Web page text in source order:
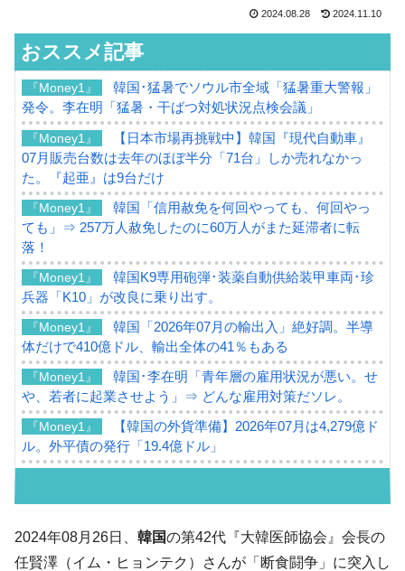
2024.08.28 2024.11.10
おススメ記事
『Money1』
韓国･猛暑でソウル市全域「猛暑重大警報」
発令。李在明「猛暑・干ばつ対処状況点検会議」
『Money1』
【日本市場再挑戦中】韓国『現代自動車』
07月販売台数は去年のほぼ半分「71台」しか売れなかっ
た。『起亜』は9台だけ
『Money1』
韓国「信用赦免を何回やっても、何回やっ
ても」⇒ 257万人赦免したのに60万人がまた延滞者に転
落！
『Money1』
韓国K9専用砲弾･装薬自動供給装甲車両･珍
兵器「K10」が改良に乗り出す。
『Money1』
韓国「2026年07月の輸出入」絶好調。半導
体だけで410億ドル、輸出全体の41％もある
『Money1』
韓国･李在明「青年層の雇用状況が悪い。せ
や、若者に起業させよう」⇒ どんな雇用対策だソレ。
『Money1』
【韓国の外貨準備】2026年07月は4,279億ド
ル。外平債の発行「19.4億ドル」
韓国･李在明さっそく不動産対策で浅薄な発
言。
2024年08月26日、 韓国の第42代『大韓医師協会』会長の
任賢澤（イム・ヒョンテク）さんが「断食闘争」に突入し